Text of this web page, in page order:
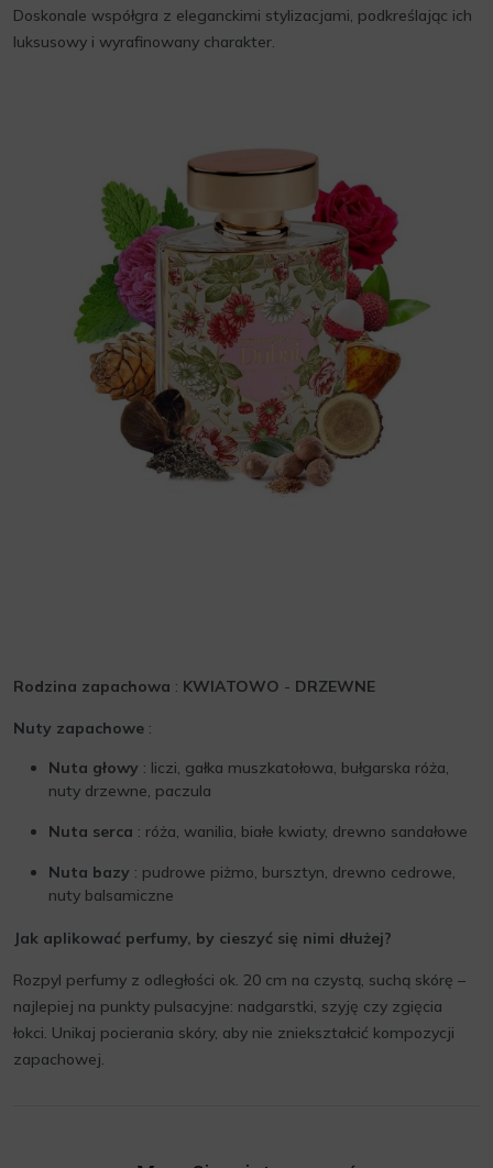
Doskonale współgra z eleganckimi stylizacjami, podkreślając ich
luksusowy i wyrafinowany charakter.
Rodzina zapachowa : KWIATOWO - DRZEWNE
Nuty zapachowe :
Nuta głowy : liczi, gałka muszkatołowa, bułgarska róża,
nuty drzewne, paczula
Nuta serca : róża, wanilia, białe kwiaty, drewno sandałowe
Nuta bazy : pudrowe piżmo, bursztyn, drewno cedrowe,
nuty balsamiczne
Jak aplikować perfumy, by cieszyć się nimi dłużej?
Rozpyl perfumy z odległości ok. 20 cm na czystą, suchą skórę –
najlepiej na punkty pulsacyjne: nadgarstki, szyję czy zgięcia
łokci. Unikaj pocierania skóry, aby nie zniekształcić kompozycji
zapachowej.